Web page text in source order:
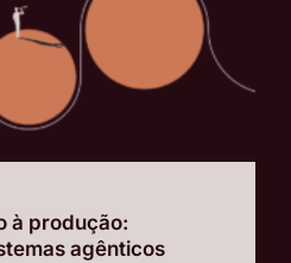
à produção:
agênticos